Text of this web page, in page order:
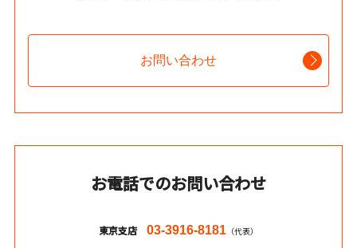
お問い合わせ
お電話でのお問い合わせ
東京支店 03-3916-8181 （代表）